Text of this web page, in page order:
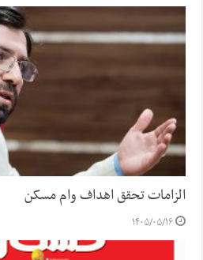
الزامات تحقق اهداف وام مسکن
۱۴۰۵/۰۵/۱۶